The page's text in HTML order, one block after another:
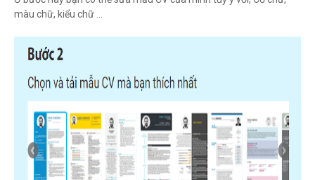
màu chữ, kiểu chữ ...